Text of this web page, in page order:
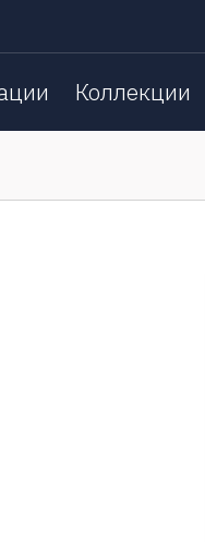
Коллекции